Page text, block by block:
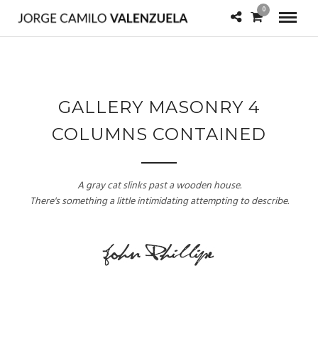
0
GALLERY MASONRY 4
COLUMNS CONTAINED
A gray cat slinks past a wooden house.
There's something a little intimidating attempting to describe.